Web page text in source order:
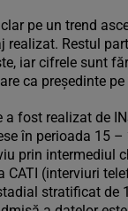
pe un trend
realizat. Restul
iar cifrele sunt
ca președinte
fost realizat de
în perioada 15
prin intermediul
CATI (interviuri
stratificat de